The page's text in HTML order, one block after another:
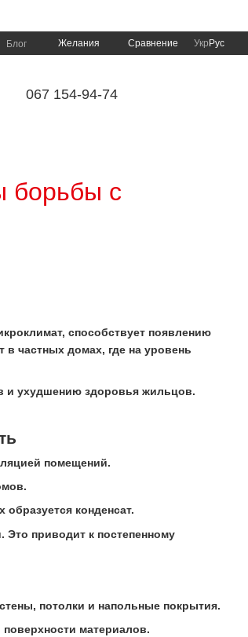
Блог
Желания Сравнение Укр Рус
067 154-94-74
борьбы с
способствует появлению
в частных домах, где на уровень
и ухудшению здоровья жильцов.
помещений.
конденсат.
Это приводит к постепенному
потолки и напольные покрытия.
материалов.